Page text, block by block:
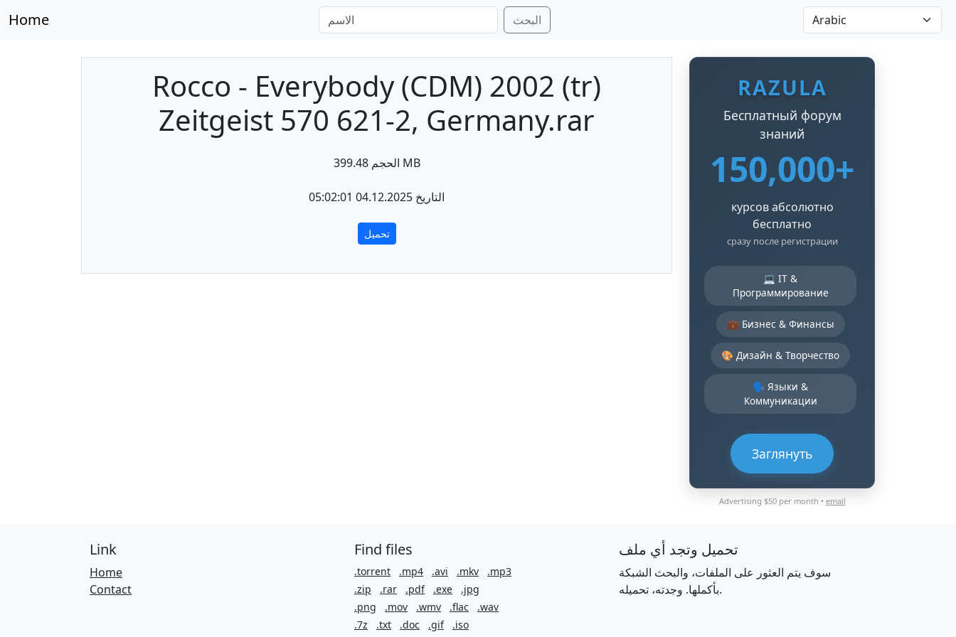
Home البحث
Rocco - Everybody (CDM) 2002 (tr)
Zeitgeist 570 621-2, Germany.rar
الحجم 399.48 MB
التاريخ 04.12.2025 05:02:01
تحميل
RAZULA
Бесплатный форум
знаний
150,000+
курсов абсолютно
бесплатно
сразу после регистрации
💻 IT &
Программирование
💼 Бизнес & Финансы
🎨 Дизайн & Творчество
🗣️ Языки &
Коммуникации
Заглянуть
Advertising $50 per month • email
Link
Home
Contact
Find files
.torrent .mp4 .avi .mkv
.mp3
.zip
.rar .pdf .exe
.jpg
.png
.mov .wmv .flac
.wav
.7z
.txt .doc .gif .iso
تحميل وتجد أي ملف
سوف يتم العثور على الملفات، والبحث الشبكة
بأكملها. وجدته، تحميله.